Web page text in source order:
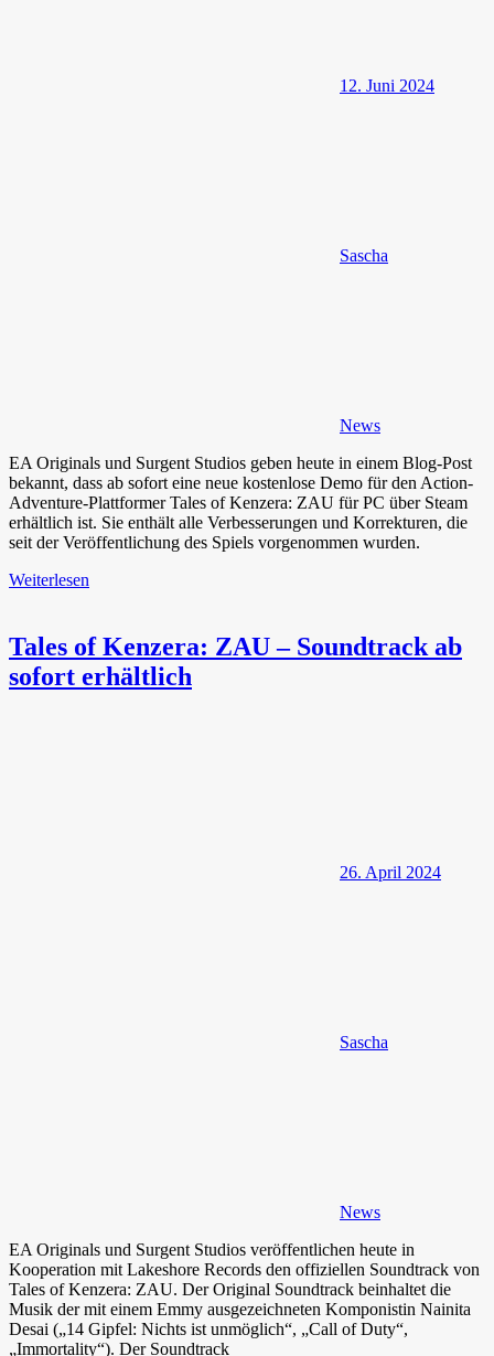
12. Juni 2024
Sascha
News
EA Originals und Surgent Studios geben heute in einem Blog-Post
bekannt, dass ab sofort eine neue kostenlose Demo für den Action-
Adventure-Plattformer Tales of Kenzera: ZAU für PC über Steam
erhältlich ist. Sie enthält alle Verbesserungen und Korrekturen, die
seit der Veröffentlichung des Spiels vorgenommen wurden.
Weiterlesen
Tales of Kenzera: ZAU – Soundtrack ab
sofort erhältlich
26. April 2024
Sascha
News
EA Originals und Surgent Studios veröffentlichen heute in
Kooperation mit Lakeshore Records den offiziellen Soundtrack von
Tales of Kenzera: ZAU. Der Original Soundtrack beinhaltet die
Musik der mit einem Emmy ausgezeichneten Komponistin Nainita
Desai („14 Gipfel: Nichts ist unmöglich“, „Call of Duty“,
„Immortality“). Der Soundtrack